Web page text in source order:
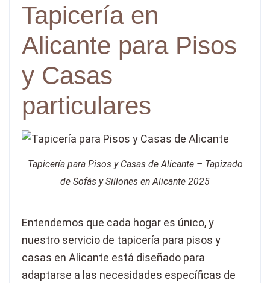
Tapicería en
Alicante para Pisos
y Casas
particulares
Tapicería para Pisos y Casas de Alicante – Tapizado
de Sofás y Sillones en Alicante 2025
Entendemos que cada hogar es único, y
nuestro servicio de tapicería para pisos y
casas en Alicante está diseñado para
adaptarse a las necesidades específicas de